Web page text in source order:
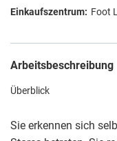
Foot
Arbeitsbeschreibung
Überblick
Sie erkennen sich